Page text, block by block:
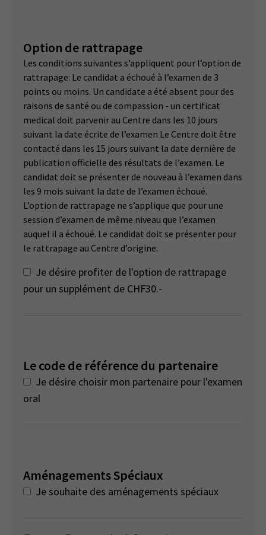
Option de rattrapage
Les conditions suivantes s’appliquent pour l’option de
rattrapage: Le candidat a échoué à l’examen de 3
points ou moins. Un candidate a été absent pour des
raisons de santé ou de compassion - un certificat
medical doit parvenir au Centre dans les 10 jours
suivant la date écrite de l’examen Le Centre doit être
contacté dans les 15 jours suivant la date dernière de
publication officielle des résultats de l’examen. Le
candidat doit se présenter de nouveau à l’examen dans
les 9 mois suivant la date de l’examen échoué.
L’option de rattrapage ne s’applique que pour une
session d’examen de même niveau que l’examen
auquel il a échoué. Le candidat doit se présenter pour
le rattrapage au Centre d’origine.
Je désire profiter de l'option de rattrapage
pour un supplément de CHF30.-
Le code de référence du partenaire
Je désire choisir mon partenaire pour l'examen
oral
Aménagements Spéciaux
Je souhaite des aménagements spéciaux